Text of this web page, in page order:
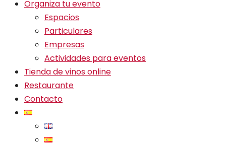
Organiza tu evento
Espacios
Particulares
Empresas
Actividades para eventos
Tienda de vinos online
Restaurante
Contacto